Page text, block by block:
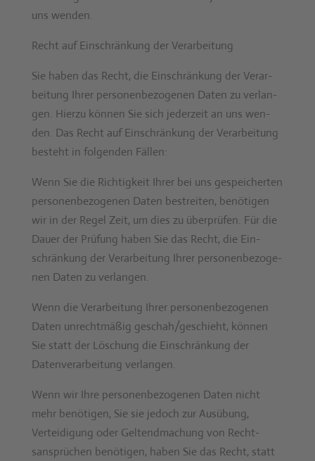
uns wen­den.
Recht auf Ein­schränkung der Ver­ar­beitung
Sie haben das Recht, die Ein­schränkung der Ver­ar­
beitung Ihrer per­so­n­en­be­zo­ge­nen Dat­en zu ver­lan­
gen. Hierzu kön­nen Sie sich jed­erzeit an uns wen­
den. Das Recht auf Ein­schränkung der Ver­ar­beitung
beste­ht in fol­gen­den Fällen:
Wenn Sie die Richtigkeit Ihrer bei uns gespe­icherten
per­so­n­en­be­zo­ge­nen Dat­en bestre­it­en, benöti­gen
wir in der Regel Zeit, um dies zu über­prüfen. Für die
Dauer der Prü­fung haben Sie das Recht, die Ein­
schränkung der Ver­ar­beitung Ihrer per­so­n­en­be­zo­ge­
nen Dat­en zu ver­lan­gen.
Wenn die Ver­ar­beitung Ihrer per­so­n­en­be­zo­ge­nen
Dat­en unrecht­mäßig geschah/geschieht, kön­nen
Sie statt der Löschung die Ein­schränkung der
Daten­ver­ar­beitung ver­lan­gen.
Wenn wir Ihre per­so­n­en­be­zo­ge­nen Dat­en nicht
mehr benöti­gen, Sie sie jedoch zur Ausübung,
Vertei­di­gung oder Gel­tend­machung von Recht­
sansprüchen benöti­gen, haben Sie das Recht, statt